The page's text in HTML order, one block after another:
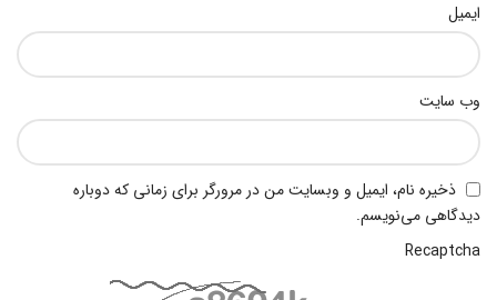
ایمیل
وب‌ سایت
ذخیره نام، ایمیل و وبسایت من در مرورگر برای زمانی که دوباره
دیدگاهی می‌نویسم.
Recaptcha